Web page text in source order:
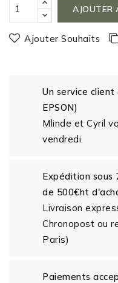
AJOUTER
Ajouter Souhaits
Un service
EPSON)
Mlinde et Cyril
vendredi.
Expédition
de 500€ht
Livraison
Chronopost ou
Paris)
Paiements